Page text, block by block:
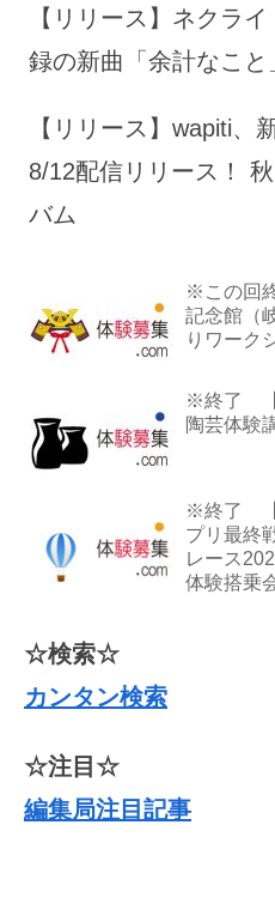
【リリース】ネクラ
録の新曲「余計なこと
【リリース】wapiti、
8/12配信リリース！
バム
※この回
記念館（
りワーク
※終了 【
陶芸体験
※終了 【
プリ最終
レース
体験搭乗
☆検索☆
カンタン検索
☆注目☆
編集局注目記事